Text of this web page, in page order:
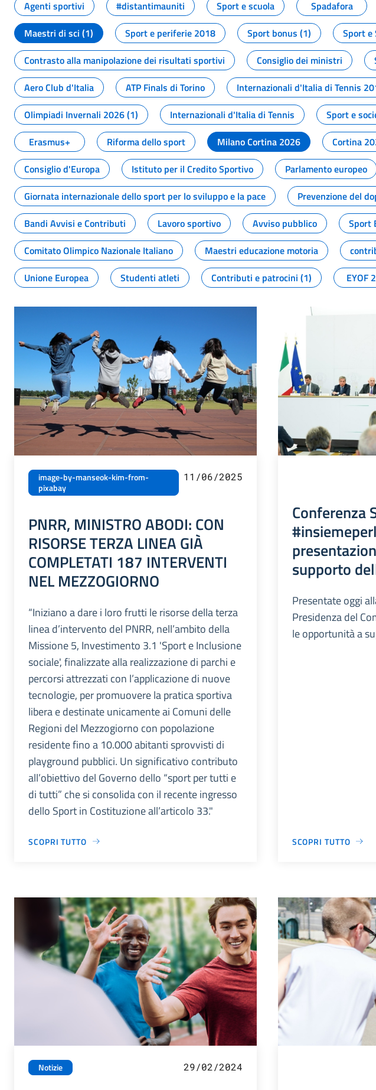
Agenti sportivi
#distantimauniti Sport e scuola Spadafora
Maestri di sci (1)
Sport e periferie 2018 Sport bonus (1) Sport e
Contrasto alla manipolazione dei risultati sportivi
Consiglio dei ministri
Aero Club d'Italia
ATP Finals di Torino Internazionali d'Italia di Tennis
Olimpiadi Invernali 2026 (1)
Internazionali d'Italia di Tennis Sport e
Erasmus+
Riforma dello sport Milano Cortina 2026 Cortina
Consiglio d'Europa
Istituto per il Credito Sportivo Parlamento europeo
Giornata internazionale dello sport per lo sviluppo e la pace
Prevenzione del
Bandi Avvisi e Contributi
Lavoro sportivo Avviso pubblico Sport
Comitato Olimpico Nazionale Italiano
Maestri educazione motoria
Unione Europea
Studenti atleti Contributi e patrocini (1) EYOF
image-by-manseok-kim-from-
pixabay
11/06/2025
PNRR, MINISTRO ABODI: CON
RISORSE TERZA LINEA GIÀ
COMPLETATI 187 INTERVENTI
NEL MEZZOGIORNO
“Iniziano a dare i loro frutti le risorse della terza
linea d’intervento del PNRR, nell’ambito della
Missione 5, Investimento 3.1 'Sport e Inclusione
sociale', finalizzate alla realizzazione di parchi e
percorsi attrezzati con l’applicazione di nuove
tecnologie, per promuovere la pratica sportiva
libera e destinate unicamente ai Comuni delle
Regioni del Mezzogiorno con popolazione
residente fino a 10.000 abitanti sprovvisti di
playground pubblici. Un significativo contributo
all’obiettivo del Governo dello “sport per tutti e
di tutti” che si consolida con il recente ingresso
dello Sport in Costituzione all’articolo 33."
SCOPRI TUTTO
Conferenza
supporto
Presentate oggi
Presidenza del
le opportunità a
SCOPRI TUTTO
Notizie 29/02/2024